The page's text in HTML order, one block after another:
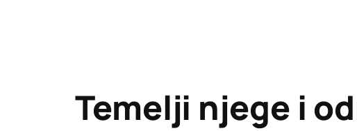
Temelji njege i